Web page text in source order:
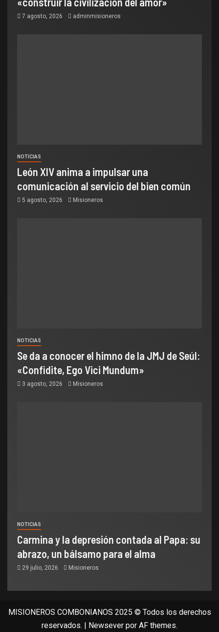
7 agosto, 2026 adminmisioneros
NOTICIAS
León XIV anima a impulsar una
comunicación al servicio del bien común
5 agosto, 2026 Misioneros
NOTICIAS
Se da a conocer el himno de la JMJ de Seúl:
«Confidite, Ego Vici Mundum»
3 agosto, 2026 Misioneros
NOTICIAS
Carmina y la depresión contada al Papa: su
abrazo, un bálsamo para el alma
29 julio, 2026 Misioneros
MISIONEROS COMBONIANOS 2025 © Todos los derechos
reservados. | Newsever por AF themes.